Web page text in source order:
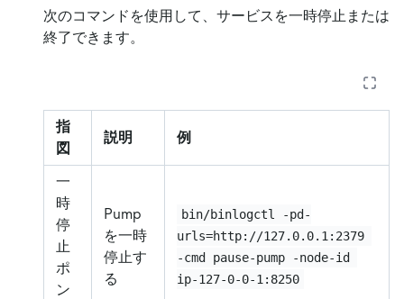
次のコマンドを使用して、サービスを一時停止または
終了できます。
指
図
説明 例
一
時
停
止
ポ
ン
Pump
を一時
停止す
る
bin/binlogctl -pd-
urls=http://127.0.0.1:2379
-cmd pause-pump -node-id
ip-127-0-0-1:8250